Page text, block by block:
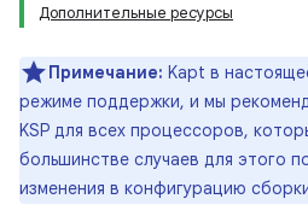
Дополнительные ресурсы
Примечание: Kapt в
режиме поддержки, и мы
KSP для всех процессоров,
большинстве случаев для этого
изменения в конфигурацию